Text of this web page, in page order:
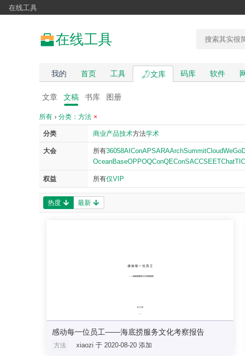
在线工具
在线工具
我的 首页 工具 文库 码库 软件
文章 文稿 书库 图册
所有 › 分类：方法 ×
分类 商业产品技术方法学术
大会 所有36058AIConAPSARAArchSummitCloudWeGo
OceanBaseOPPOQConQEConSACCSEETChat
权益 所有仅VIP
热度 最新
感动每一位员工——海底捞服务文化考察报告
方法 xiaozi 于 2020-08-20 添加